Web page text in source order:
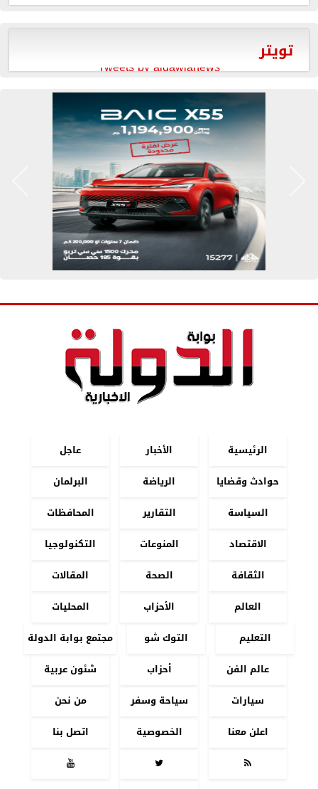
تويتر
Tweets by aldawlanews
الرئيسية الأخبار
عاجل
حوادث وقضايا
الرياضة
البرلمان
السياسة
التقارير
المحافظات
الاقتصاد
المنوعات
التكنولوجيا
الثقافة
الصحة
المقالات
العالم
الأحزاب
المحليات
التعليم
التوك شو
مجتمع بوابة الدولة
عالم الفن
أحزاب
شئون عربية
سيارات
سياحة وسفر
من نحن
اعلن معنا
الخصوصية
اتصل بنا


